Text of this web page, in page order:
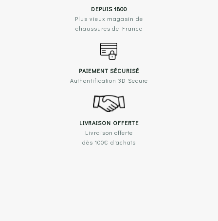
DEPUIS 1800
Plus vieux magasin de
chaussures de France
PAIEMENT SÉCURISÉ
Authentification 3D Secure
LIVRAISON OFFERTE
Livraison offerte
dès 100€ d'achats